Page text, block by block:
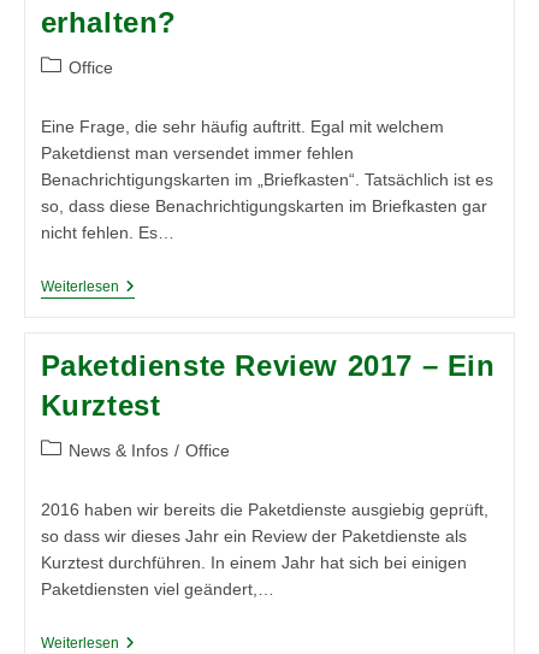
erhalten?
Beitrags-
Office
Eine Frage, die sehr häufig auftritt. Egal mit welchem
Paketdienst man versendet immer fehlen
Benachrichtigungskarten im „Briefkasten“. Tatsächlich ist es
so, dass diese Benachrichtigungskarten im Briefkasten gar
nicht fehlen. Es…
WeiterlesenFAQ
Ich
Benachrichtungskarte
Erhalten?
Paketdienste Review 2017 – Ein
Kurztest
Beitrags-
News & Infos / Office
2016 haben wir bereits die Paketdienste ausgiebig geprüft,
so dass wir dieses Jahr ein Review der Paketdienste als
Kurztest durchführen. In einem Jahr hat sich bei einigen
Paketdiensten viel geändert,…
WeiterlesenPaketdienste